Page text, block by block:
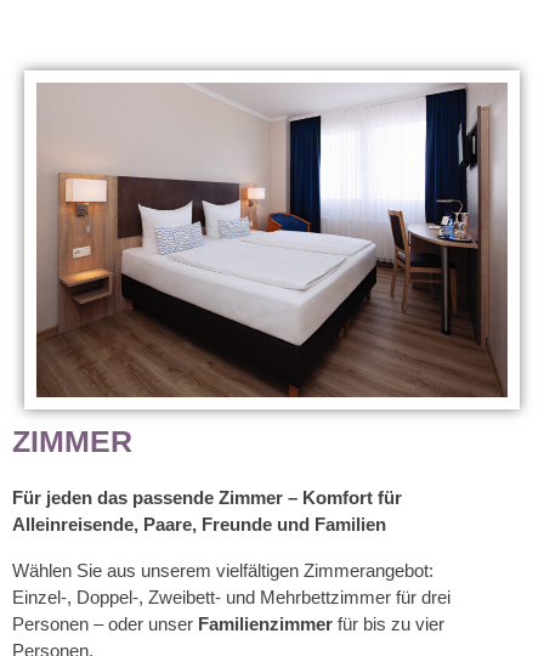
ZIMMER
Für jeden das passende Zimmer – Komfort für
Alleinreisende, Paare, Freunde und Familien
Wählen Sie aus unserem vielfältigen Zimmerangebot:
Einzel-, Doppel-, Zweibett- und Mehrbettzimmer für drei
Personen – oder unser Familienzimmer für bis zu vier
Personen.